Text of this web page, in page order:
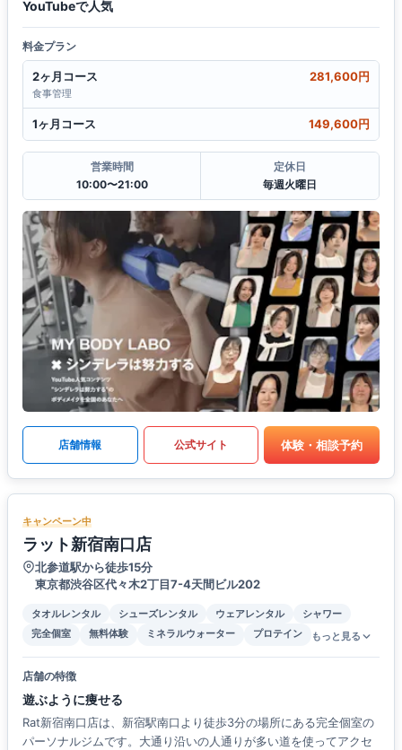
YouTubeで人気
料金プラン
2ヶ月コース 281,600円
食事管理
1ヶ月コース 149,600円
営業時間
10:00〜21:00
定休日
毎週火曜日
店舗情報 公式サイト 体験・相談予約
キャンペーン中
ラット新宿南口店
北参道駅から徒歩15分
東京都渋谷区代々木2丁目7-4天間ビル202
タオルレンタル シューズレンタル ウェアレンタル
シャワー
完全個室
無料体験 ミネラルウォーター プロテイン もっと見る
店舗の特徴
遊ぶように痩せる
Rat新宿南口店は、新宿駅南口より徒歩3分の場所にある完全個室の
パーソナルジムです。大通り沿いの人通りが多い道を使ってアクセ